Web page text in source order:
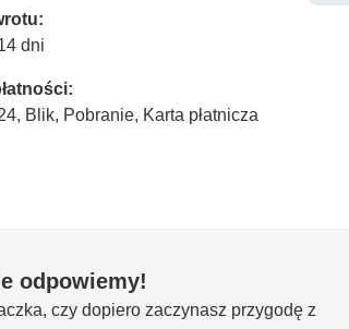
dni
Blik, Pobranie, Karta płatnicza
odpowiemy!
czy dopiero zaczynasz przygodę z